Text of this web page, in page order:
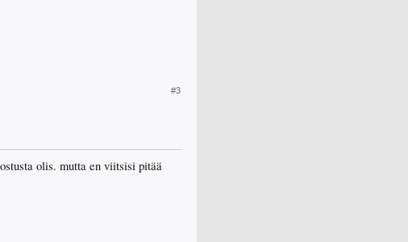
#3
olis. mutta en viitsisi pitää